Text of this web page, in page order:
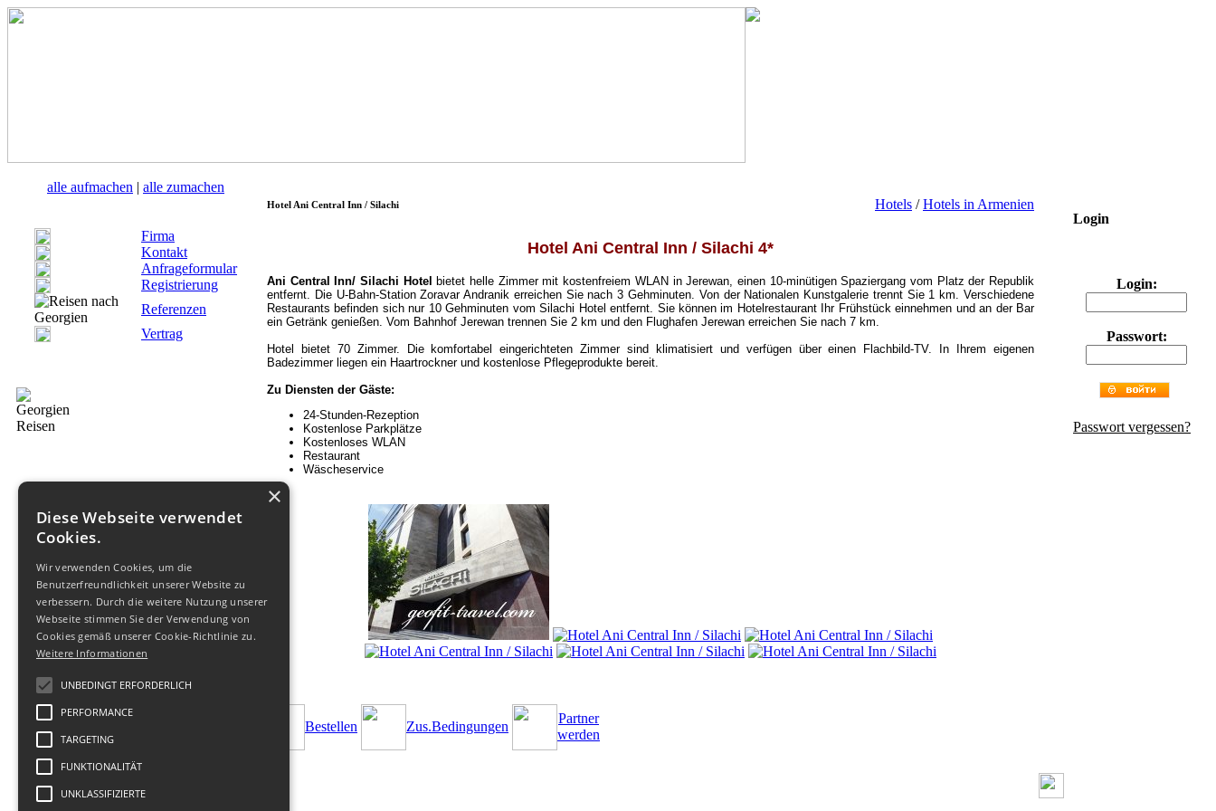
alle aufmachen | alle zumachen
Firma
Kontakt
Anfrageformular
Registrierung
Referenzen
Vertrag
Hotel Ani Central Inn / Silachi Hotels /Hotels in Armenien
Hotel Ani Central Inn / Silachi 4*
Ani Central Inn/ Silachi Hotel
bietet helle Zimmer mit kostenfreiem WLAN in Jerewan, einen 10-minütigen Spaziergang vom Platz der Republik
entfernt. Die U-Bahn-Station Zoravar Andranik erreichen Sie nach 3 Gehminuten. Von der Nationalen Kunstgalerie trennt Sie 1 km. Verschiedene
Restaurants befinden sich nur 10 Gehminuten vom Silachi Hotel entfernt. Sie können im Hotelrestaurant Ihr Frühstück einnehmen und an der Bar
ein Getränk genießen. Vom Bahnhof Jerewan trennen Sie 2 km und den Flughafen Jerewan erreichen Sie nach 7 km.
Hotel bietet 70 Zimmer. Die komfortabel eingerichteten Zimmer sind klimatisiert und verfügen über einen Flachbild-TV. In Ihrem eigenen
Badezimmer liegen ein Haartrockner und kostenlose Pflegeprodukte bereit.
Zu Diensten der Gäste:
24-Stunden-Rezeption
Kostenlose Parkplätze
Kostenloses WLAN
Restaurant
Wäscheservice
Bestellen Zus.Bedingungen
Partner
werden
Login
Login:
Passwort:
Passwort vergessen?
×
Diese Webseite verwendet
Cookies.
Wir verwenden Cookies, um die
Benutzerfreundlichkeit unserer Website zu
verbessern. Durch die weitere Nutzung unserer
Webseite stimmen Sie der Verwendung von
Cookies gemäß unserer Cookie-Richtlinie zu.
Weitere Informationen
UNBEDINGT ERFORDERLICH
PERFORMANCE
TARGETING
FUNKTIONALITÄT
UNKLASSIFIZIERTE